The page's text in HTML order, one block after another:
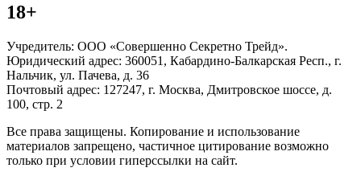
18+
Учредитель: ООО «Совершенно Секретно Трейд».
Юридический адрес: 360051, Кабардино-Балкарская Респ., г.
Нальчик, ул. Пачева, д. 36
Почтовый адрес: 127247, г. Москва, Дмитровское шоссе, д.
100, стр. 2
Все права защищены. Копирование и использование
материалов запрещено, частичное цитирование возможно
только при условии гиперссылки на сайт.